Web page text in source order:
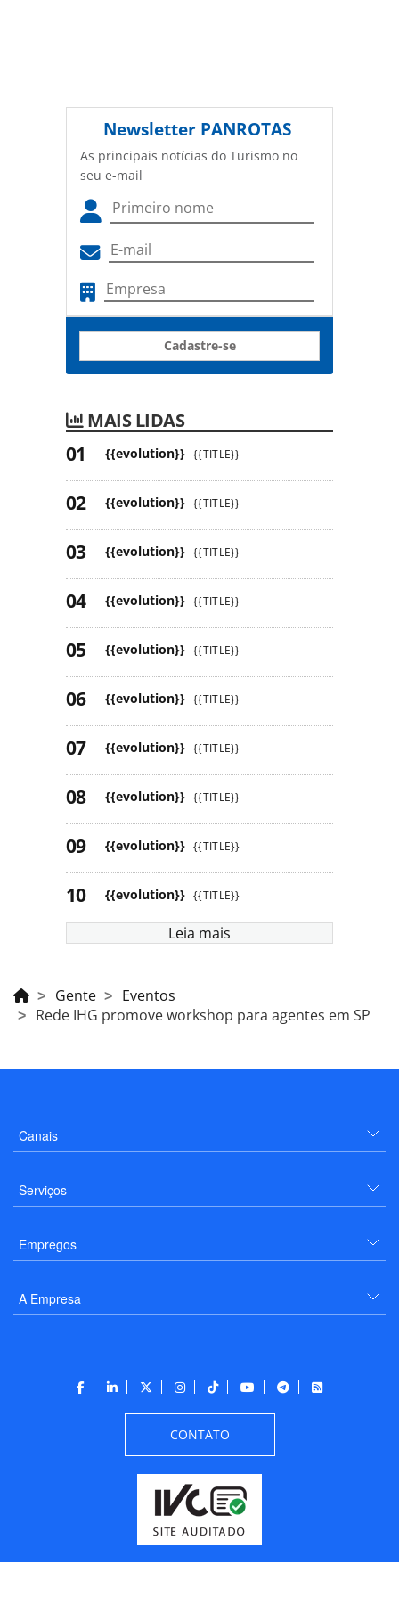
Newsletter PANROTAS
As principais notícias do Turismo no
seu e-mail
Cadastre-se
MAIS LIDAS
{{evolution}} {{TITLE}}
{{evolution}} {{TITLE}}
{{evolution}} {{TITLE}}
{{evolution}} {{TITLE}}
{{evolution}} {{TITLE}}
{{evolution}} {{TITLE}}
{{evolution}} {{TITLE}}
{{evolution}} {{TITLE}}
{{evolution}} {{TITLE}}
{{evolution}} {{TITLE}}
Leia mais
Gente
Eventos
Rede IHG promove workshop para agentes em SP
Canais
Serviços
Empregos
A Empresa
CONTATO